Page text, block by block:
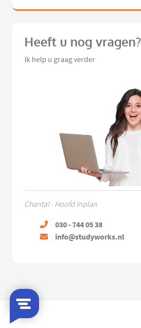
Heeft u nog vragen?
Ik help u graag verder
Chantal - Hoofd Inplan
030 - 744 05 38
info@studyworks.nl